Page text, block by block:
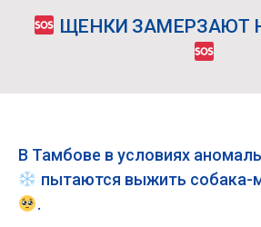
ЩЕНКИ ЗАМЕРЗАЮТ
В Тамбове в условиях
пытаются выжить собака-
.